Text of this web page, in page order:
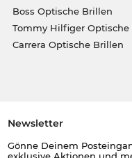
Boss Optische Brillen
Tommy Hilfiger Optische
Carrera Optische Brillen
Newsletter
Gönne Deinem